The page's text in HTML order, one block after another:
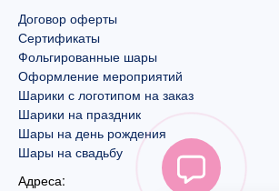
Договор оферты
Сертификаты
Фольгированные шары
Оформление мероприятий
Шарики с логотипом на заказ
Шарики на праздник
Шары на день рождения
Шары на свадьбу
Адреса: